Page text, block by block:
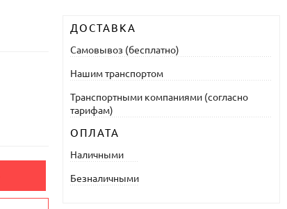
ДОСТАВКА
Самовывоз (бесплатно)
Нашим транспортом
Транспортными компаниями (согласно
тарифам)
ОПЛАТА
Наличными
Безналичными